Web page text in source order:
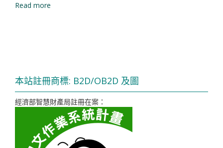
Read more
本站註冊商標: B2D/OB2D 及圖
經濟部智慧財產局註冊在案：